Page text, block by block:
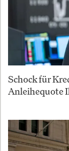
Schock für
Anleihequote